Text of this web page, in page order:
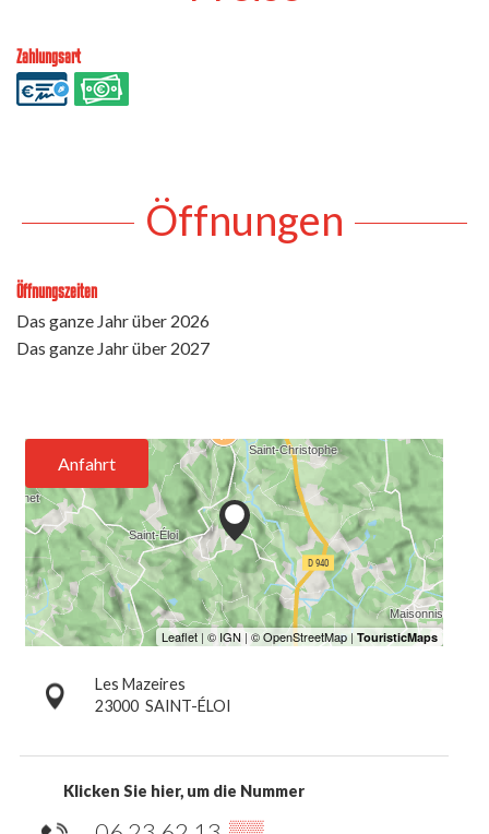
Zahlungsart
Öffnungen
Öffnungszeiten
Das ganze Jahr über 2026
Das ganze Jahr über 2027
Anfahrt
Les Mazeires
23000 SAINT-ÉLOI
Klicken Sie hier, um die Nummer